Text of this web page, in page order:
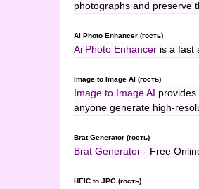
photographs and preserve
Ai Photo Enhancer (гость)
Ai Photo Enhancer is a fast
Image to Image AI (гость)
Image to Image AI
anyone generate high-
Brat Generator (гость)
Brat Generator - Free
HEIC to JPG (гость)